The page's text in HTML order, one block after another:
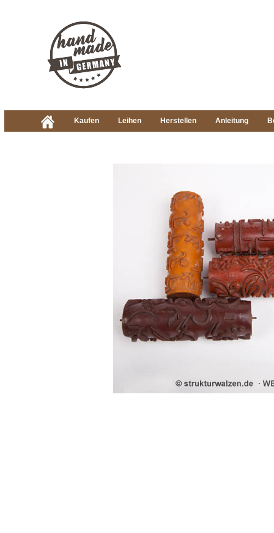
Kaufen Leihen Herstellen Anleitung